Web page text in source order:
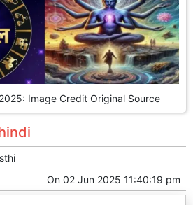
Image Credit Original Source
On 02 Jun 2025 11:40:19 pm